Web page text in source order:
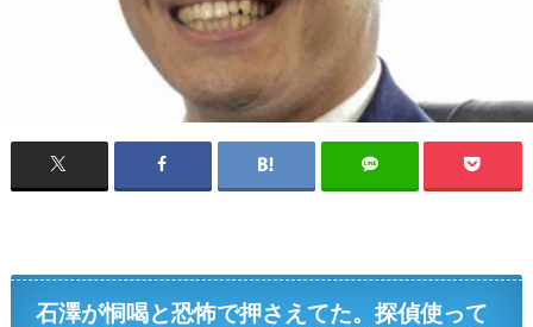
石澤が恫喝と恐怖で押さえてた。探偵使って